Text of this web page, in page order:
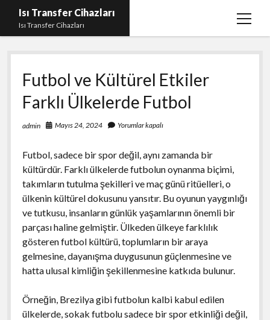
Isı Transfer Cihazları
Isı Transfer Cihazları
menüyü
Instagram Bayan Takipçi Yükseltme Hilesi Parasız
Instagram Beğeni Yükseltme Ücretsiz
instagram gizli hesap görme uygulaması
Liste
Youtube Yorum Hilesi Gerçek
Futbol ve Kültürel Etkiler
Farklı Ülkelerde Futbol
admin Mayıs 24, 2024 Yorumlar kapalı
Futbol, sadece bir spor değil, aynı zamanda bir
kültürdür. Farklı ülkelerde futbolun oynanma biçimi,
takımların tutulma şekilleri ve maç günü ritüelleri, o
ülkenin kültürel dokusunu yansıtır. Bu oyunun yaygınlığı
ve tutkusu, insanların günlük yaşamlarının önemli bir
parçası haline gelmiştir. Ülkeden ülkeye farklılık
gösteren futbol kültürü, toplumların bir araya
gelmesine, dayanışma duygusunun güçlenmesine ve
hatta ulusal kimliğin şekillenmesine katkıda bulunur.
Örneğin, Brezilya gibi futbolun kalbi kabul edilen
ülkelerde, sokak futbolu sadece bir spor etkinliği değil,